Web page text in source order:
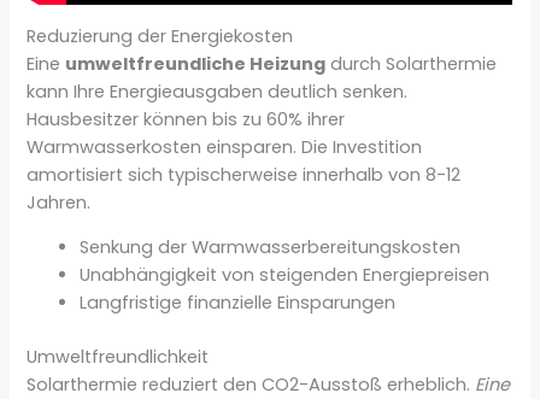
Reduzierung der Energiekosten
Eine umweltfreundliche Heizung durch Solarthermie
kann Ihre Energieausgaben deutlich senken.
Hausbesitzer können bis zu 60% ihrer
Warmwasserkosten einsparen. Die Investition
amortisiert sich typischerweise innerhalb von 8-12
Jahren.
Senkung der Warmwasserbereitungskosten
Unabhängigkeit von steigenden Energiepreisen
Langfristige finanzielle Einsparungen
Umweltfreundlichkeit
Solarthermie reduziert den CO2-Ausstoß erheblich. Eine